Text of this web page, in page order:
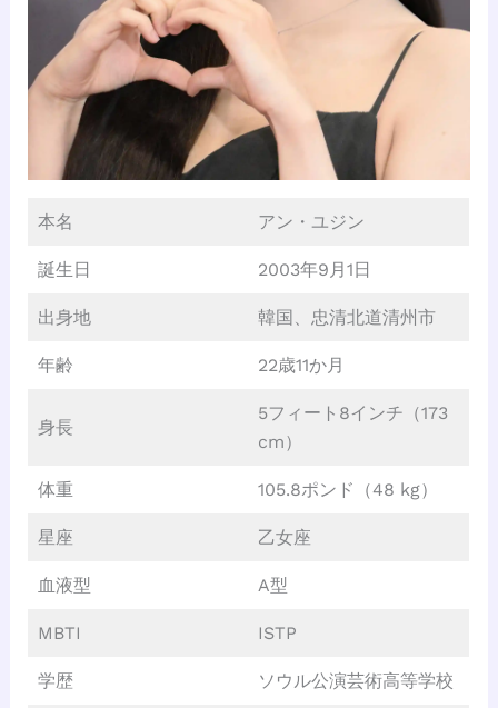
本名 アン・ユジン
誕生日 2003年9月1日
出身地 韓国、忠清北道清州市
年齢 22歳11か月
身長
5フィート8インチ（173
cm）
体重 105.8ポンド（48 kg）
星座 乙女座
血液型 A型
MBTI ISTP
学歴 ソウル公演芸術高等学校